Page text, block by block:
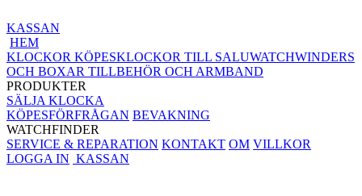
KASSAN
HEM
KLOCKOR KÖPESKLOCKOR TILL SALUWATCHWINDERS
OCH BOXAR TILLBEHÖR OCH ARMBAND
PRODUKTER
SÄLJA KLOCKA
KÖPESFÖRFRÅGAN BEVAKNING
WATCHFINDER
SERVICE & REPARATION KONTAKT OM VILLKOR
LOGGA IN KASSAN